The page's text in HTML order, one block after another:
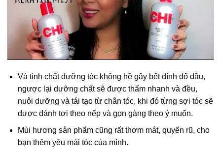
Và tinh chất dưỡng tóc không hề gây bết dính đổ dầu,
ngược lại dưỡng chất sẽ được thấm nhanh và đều,
nuôi dưỡng và tái tạo từ chân tóc, khi đó từng sợi tóc sẽ
được đánh tơi theo nếp và gọn gàng theo ý muốn.
Mùi hương sản phẩm cũng rất thơm mát, quyến rũ, cho
bạn thêm yêu mái tóc của mình.